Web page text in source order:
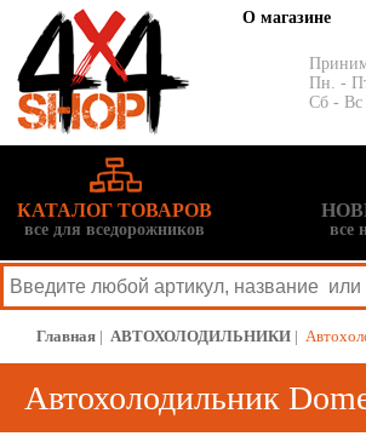
О магазине
Пн. -
Сб - Вс
КАТАЛОГ ТОВАРОВ
все для вседорожников все
Главная | АВТОХОЛОДИЛЬНИКИ |
Автохолодильник